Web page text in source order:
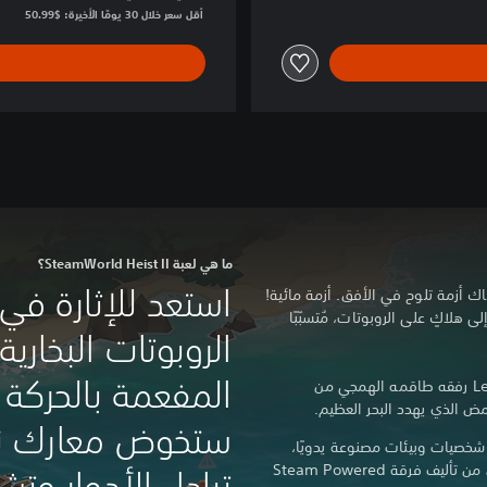
أقل سعر خلال 30 يومًا الأخيرة: $50.99‏
ما هي لعبة SteamWorld Heist II؟
استعد للإثارة
الروبوتات
المفعمة
ستخوض معارك
أزمة تلوح في الأفق. أزمة مائية!
هلاكٍ على الروبوتات، مُتسبّبًا
تولّ المسؤولية بصفتك القبطان Leeway رفقه طاقمه الهمجي من
الذي يهدد البحر العظيم.
وبيئات مصنوعة يدويًا،
مصحوبة بموسيقى تصويرية آسرة وأغانٍ من تأليف فرقة Steam Powered